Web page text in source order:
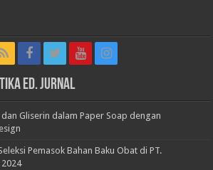
Ed. Jurnal
Gliserin dalam Paper Soap dengan
Pemasok Bahan Baku Obat di PT.
2024